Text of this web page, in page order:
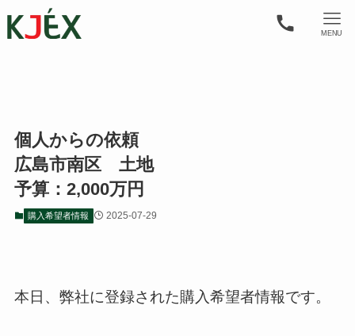
MENU
個人からの依頼
広島市南区 土地
予算：2,000万円
購入希望者情報 2025-07-29
本日、弊社に登録された購入希望者情報です。